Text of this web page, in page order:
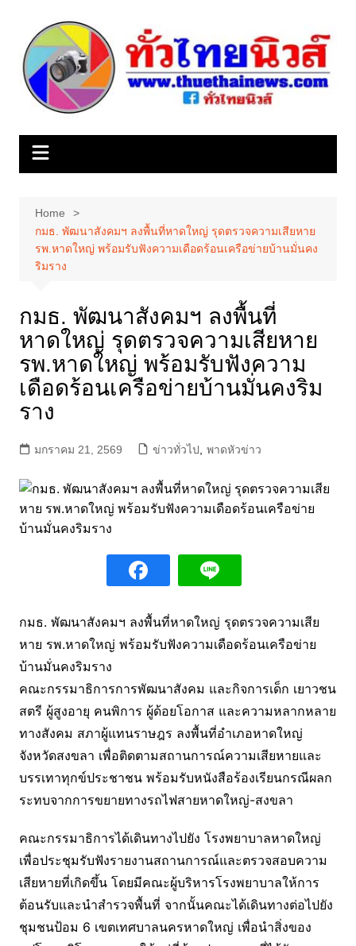
content
Home
กมธ. พัฒนาสังคมฯ ลงพื้นที่หาดใหญ่ รุดตรวจความเสียหาย
รพ.หาดใหญ่ พร้อมรับฟังความเดือดร้อนเครือข่ายบ้านมั่นคง
ริมราง
กมธ. พัฒนาสังคมฯ ลงพื้นที่
หาดใหญ่ รุดตรวจความเสียหาย
รพ.หาดใหญ่ พร้อมรับฟังความ
เดือดร้อนเครือข่ายบ้านมั่นคงริม
ราง
มกราคม 21, 2569 ข่าวทั่วไป พาดหัวข่าว
กมธ. พัฒนาสังคมฯ ลงพื้นที่หาดใหญ่ รุดตรวจความเสีย
หาย รพ.หาดใหญ่ พร้อมรับฟังความเดือดร้อนเครือข่าย
บ้านมั่นคงริมราง
คณะกรรมาธิการการพัฒนาสังคม และกิจการเด็ก เยาวชน
สตรี ผู้สูงอายุ คนพิการ ผู้ด้อยโอกาส และความหลากหลาย
ทางสังคม สภาผู้แทนราษฎร ลงพื้นที่อำเภอหาดใหญ่
จังหวัดสงขลา เพื่อติดตามสถานการณ์ความเสียหายและ
บรรเทาทุกข์ประชาชน พร้อมรับหนังสือร้องเรียนกรณีผลก
ระทบจากการขยายทางรถไฟสายหาดใหญ่-สงขลา
คณะกรรมาธิการได้เดินทางไปยัง โรงพยาบาลหาดใหญ่
เพื่อประชุมรับฟังรายงานสถานการณ์และตรวจสอบความ
เสียหายที่เกิดขึ้น โดยมีคณะผู้บริหารโรงพยาบาลให้การ
ต้อนรับและนำสำรวจพื้นที่ จากนั้นคณะได้เดินทางต่อไปยัง
ชุมชนป้อม 6 เขตเทศบาลนครหาดใหญ่ เพื่อนำสิ่งของ